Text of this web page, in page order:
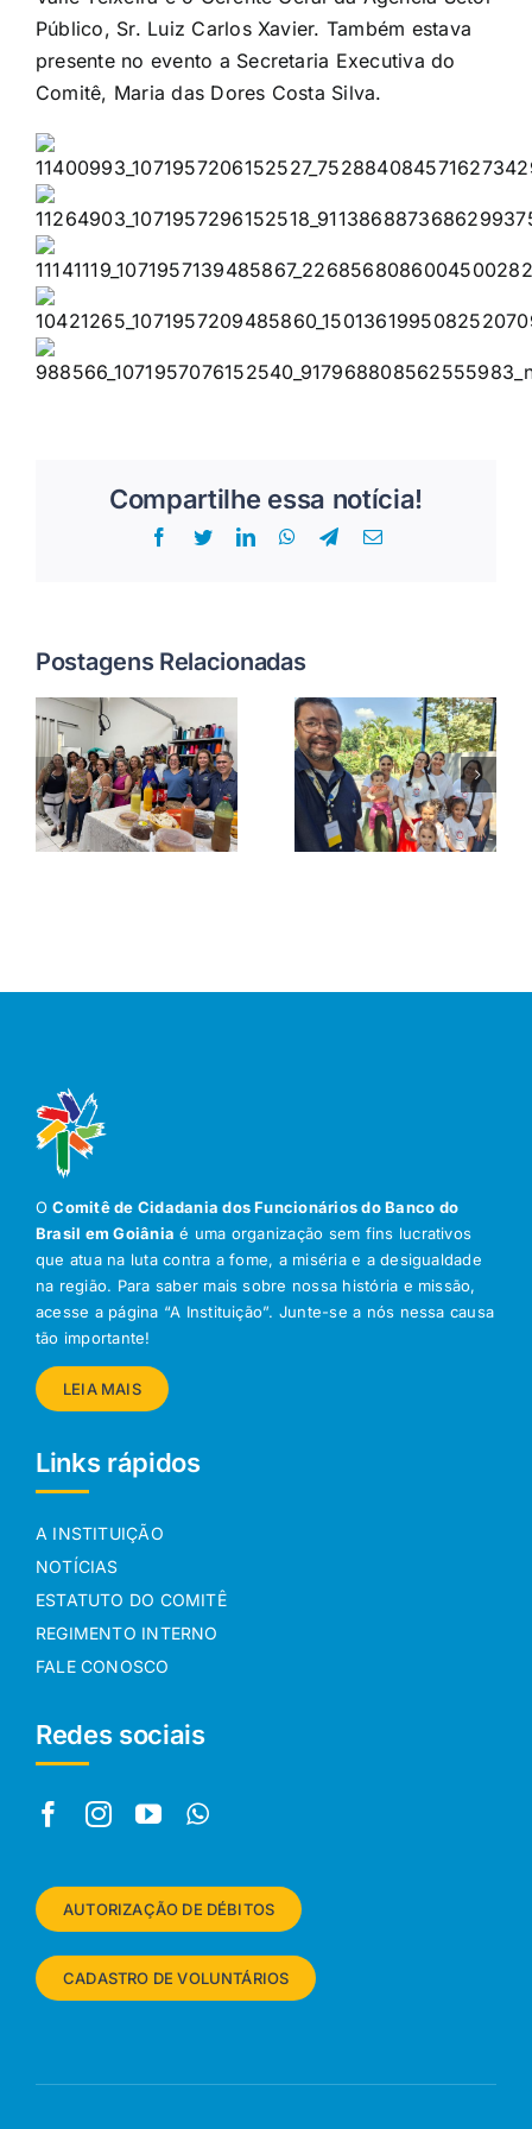
Público, Sr. Luiz Carlos Xavier. Também estava
presente no evento a Secretaria Executiva do
Comitê, Maria das Dores Costa Silva.
Compartilhe essa notícia!
Facebook
TwitterLinkedInWhatsApp
Telegram
E-
Postagens Relacionadas
OComitê de Cidadania dos Funcionários do Banco do
Brasil em Goiânia é uma organização sem fins lucrativos
que atua na luta contra a fome, a miséria e a desigualdade
na região. Para saber mais sobre nossa história e missão,
acesse a página “A Instituição”. Junte-se a nós nessa causa
tão importante!
LEIA MAIS
Links rápidos
A INSTITUIÇÃO
NOTÍCIAS
ESTATUTO DO COMITÊ
REGIMENTO INTERNO
FALE CONOSCO
Redes sociais
AUTORIZAÇÃO DE DÉBITOS
CADASTRO DE VOLUNTÁRIOS